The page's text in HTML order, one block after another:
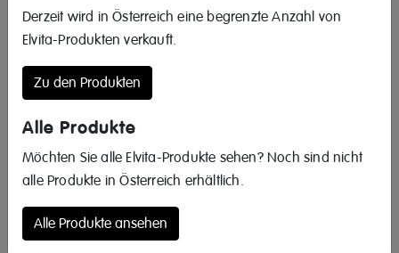
Kleines und praktisches Glaskeramikkochfeld
Elvita CKH2331S ist ein kleines Glaskeramikkochfeld mit zwei
Kochzonen, die vordere ist 16,5 cm groß und die hintere
20 cm..
Einfache Verwendung
Die Einstellungen, wie z. B. Ein/Aus, Leistung und Zeit,
nimmst du per Touch über das Bedienfeld vorne vor. Es hat
werden.
Den Timer kannst du als Eieruhr verwenden oder um
Derzeit wird in Österreich eine begrenzte Anzahl von
Elvita-Produkten verkauft.
Zu den Produkten
Alle Produkte
Möchten Sie alle Elvita-Produkte sehen? Noch sind nicht
alle Produkte in Österreich erhältlich.
Alle Produkte ansehen